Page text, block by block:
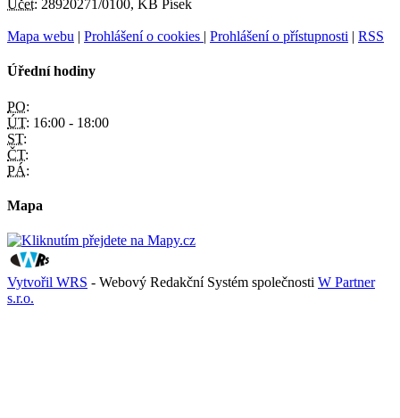
Účet: 28920271/0100, KB Písek
Mapa webu | Prohlášení o cookies | Prohlášení o přístupnosti | RSS
Úřední hodiny
PO:
ÚT: 16:00 - 18:00
ST:
ČT:
PÁ:
Mapa
Vytvořil WRS - Webový Redakční Systém společnosti W Partner
s.r.o.